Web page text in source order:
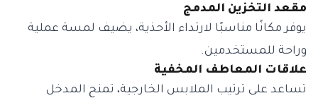
مقعد التخزين المدمج
يوفر مكانًا مناسبًا لارتداء الأحذية، يضيف لمسة عملية
وراحة للمستخدمين.
علاقات المعاطف المخفية
تساعد على ترتيب الملابس الخارجية، تمنح المدخل